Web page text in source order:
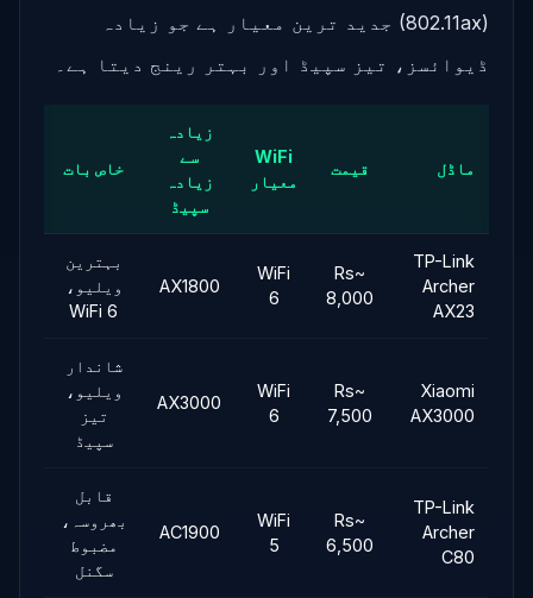
(802.11ax) جدید ترین معیار ہے جو زیادہ
ڈیوائسز، تیز سپیڈ اور بہتر رینج دیتا ہے۔
ماڈل قیمت
WiFi
معیار
زیادہ
سے
زیادہ
سپیڈ
خاص بات
TP-Link
Archer
AX23
~Rs
8,000
WiFi
6
AX1800
بہترین
ویلیو،
WiFi 6
Xiaomi
AX3000
~Rs
7,500
WiFi
6
AX3000
شاندار
ویلیو،
تیز
سپیڈ
TP-Link
Archer
C80
~Rs
6,500
WiFi
5
AC1900
قابل
بھروسہ،
مضبوط
سگنل